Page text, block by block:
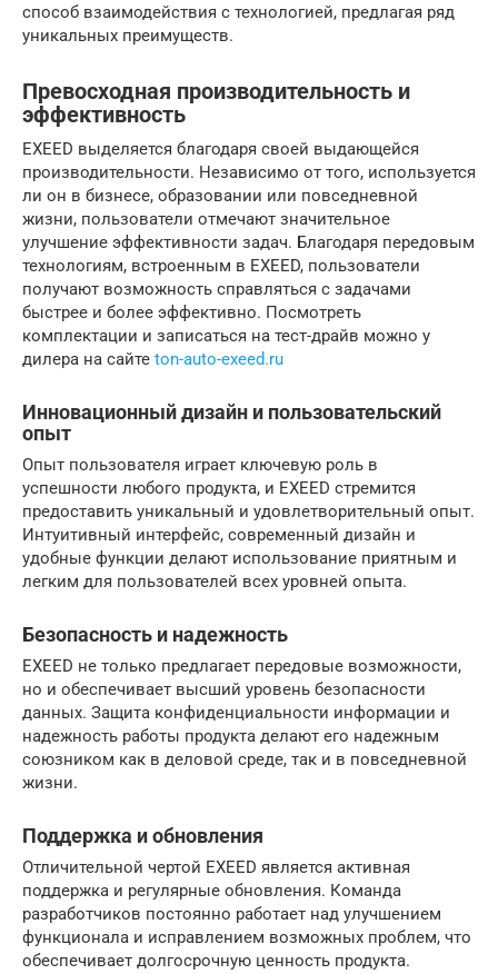
способ взаимодействия с технологией, предлагая ряд
уникальных преимуществ.
Превосходная производительность и
эффективность
EXEED выделяется благодаря своей выдающейся
производительности. Независимо от того, используется
ли он в бизнесе, образовании или повседневной
жизни, пользователи отмечают значительное
улучшение эффективности задач. Благодаря передовым
технологиям, встроенным в EXEED, пользователи
получают возможность справляться с задачами
быстрее и более эффективно. Посмотреть
комплектации и записаться на тест-драйв можно у
дилера на сайте ton-auto-exeed.ru
Инновационный дизайн и пользовательский
опыт
Опыт пользователя играет ключевую роль в
успешности любого продукта, и EXEED стремится
предоставить уникальный и удовлетворительный опыт.
Интуитивный интерфейс, современный дизайн и
удобные функции делают использование приятным и
легким для пользователей всех уровней опыта.
Безопасность и надежность
EXEED не только предлагает передовые возможности,
но и обеспечивает высший уровень безопасности
данных. Защита конфиденциальности информации и
надежность работы продукта делают его надежным
союзником как в деловой среде, так и в повседневной
жизни.
Поддержка и обновления
Отличительной чертой EXEED является активная
поддержка и регулярные обновления. Команда
разработчиков постоянно работает над улучшением
функционала и исправлением возможных проблем, что
обеспечивает долгосрочную ценность продукта.